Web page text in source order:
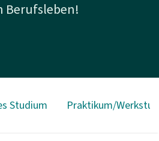
Berufsleben!
Studium Praktikum/